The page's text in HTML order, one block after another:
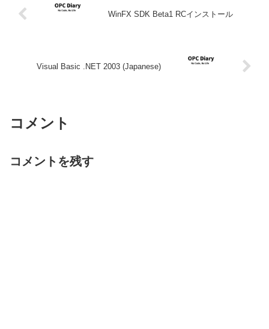
WinFX SDK Beta1 RCインストール
Visual Basic .NET 2003 (Japanese)
コメント
コメントを残す